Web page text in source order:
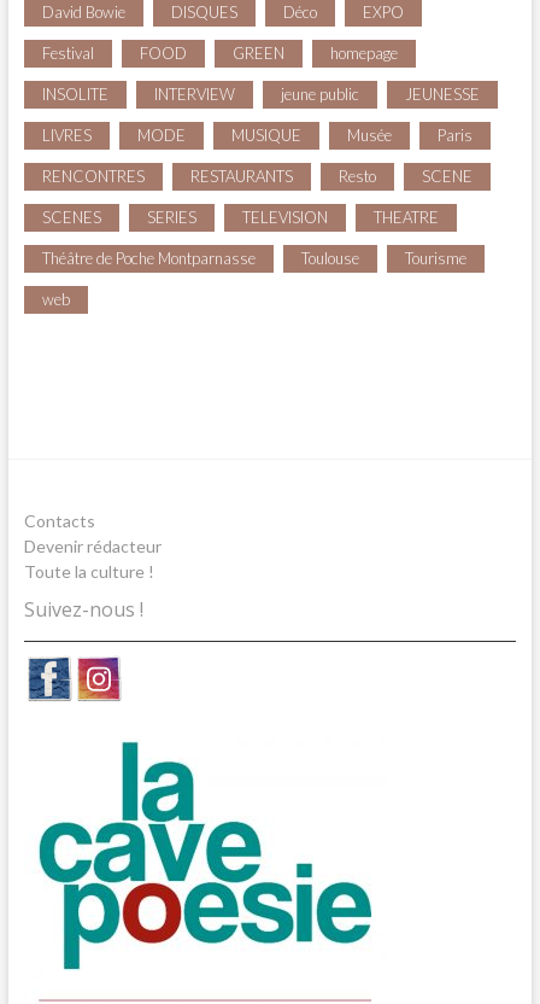
David Bowie DISQUES Déco EXPO
Festival FOOD GREEN homepage
INSOLITE INTERVIEW jeune public JEUNESSE
LIVRES MODE MUSIQUE Musée Paris
RENCONTRES RESTAURANTS Resto SCENE
SCENES SERIES TELEVISION THEATRE
Théâtre de Poche Montparnasse Toulouse Tourisme
web
Contacts
Devenir rédacteur
Toute la culture !
Suivez-nous !